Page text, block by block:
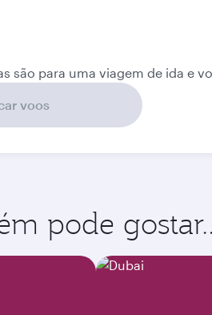
são para uma viagem de ida e
voos
pode